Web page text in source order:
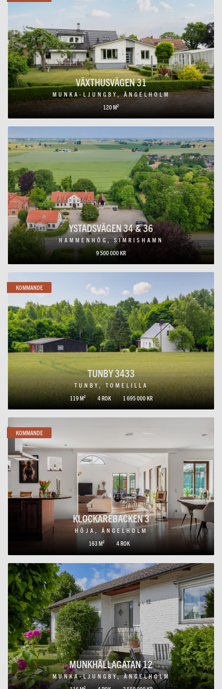
VÄXTHUSVÄGEN 31
MUNKA-LJUNGBY, ÄNGELHOLM
120 M²
YSTADSVÄGEN 34 & 36
HAMMENHÖG, SIMRISHAMN
9 500 000 KR
TUNBY 3433
TUNBY, TOMELILLA
119 M²
4 ROK 1 695 000 KR
KOMMANDE
KLOCKAREBACKEN 3
HÖJA, ÄNGELHOLM
163 M²
4 ROK
KOMMANDE
MUNKHÄLLAGATAN 12
MUNKA-LJUNGBY, ÄNGELHOLM